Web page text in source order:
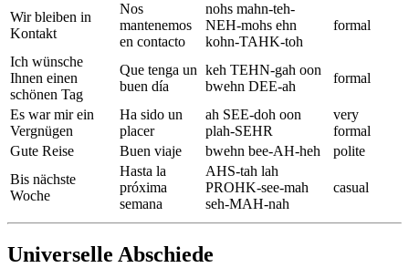
Wir bleiben in
Kontakt
Nos
mantenemos
en contacto
nohs mahn-teh-
NEH-mohs ehn
kohn-TAHK-toh
formal
Ich wünsche
Ihnen einen
schönen Tag
Que tenga un
buen día
keh TEHN-gah oon
bwehn DEE-ah
formal
Es war mir ein
Vergnügen
Ha sido un
placer
ah SEE-doh oon
plah-SEHR
very
formal
Gute Reise
Buen viaje bwehn bee-AH-heh
polite
Bis nächste
Woche
Hasta la
próxima
semana
AHS-tah lah
PROHK-see-mah
seh-MAH-nah
casual
Universelle Abschiede